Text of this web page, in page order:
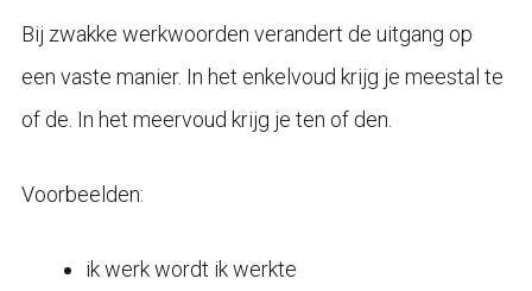
Bij zwakke werkwoorden verandert de uitgang op
een vaste manier. In het enkelvoud krijg je meestal te
of de. In het meervoud krijg je ten of den.
Voorbeelden:
ik werk wordt ik werkte